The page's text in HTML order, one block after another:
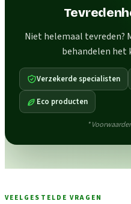
Niet helemaal tevreden?
behandelen het
Verzekerde specialisten
Eco producten
*
VEELGESTELDE VRAGEN